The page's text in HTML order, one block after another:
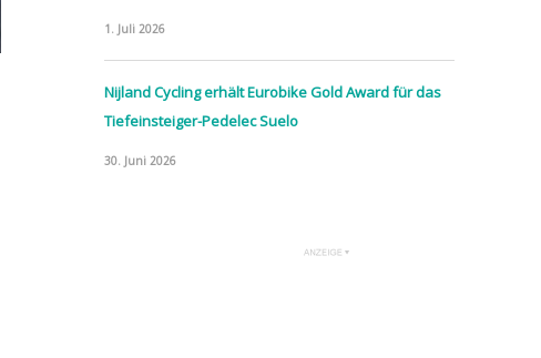
1. Juli 2026
Nijland Cycling erhält Eurobike Gold Award für das
Tiefeinsteiger-Pedelec Suelo
30. Juni 2026